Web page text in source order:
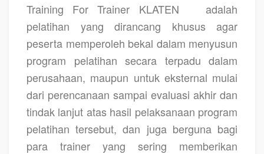
Training For Trainer KLATEN
adalah
pelatihan yang dirancang khusus agar
peserta memperoleh bekal dalam menyusun
program pelatihan secara terpadu dalam
perusahaan, maupun untuk eksternal mulai
dari perencanaan sampai evaluasi akhir dan
tindak lanjut atas hasil pelaksanaan program
pelatihan tersebut, dan juga berguna bagi
para trainer yang sering memberikan